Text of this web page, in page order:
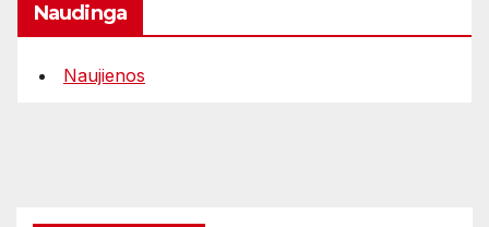
Naudinga
Naujienos